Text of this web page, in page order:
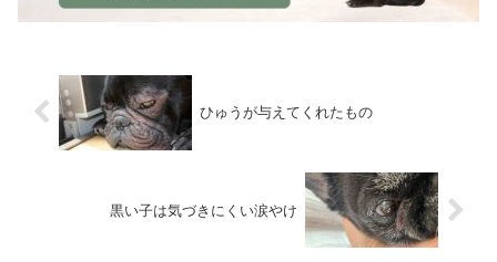
ひゅうが与えてくれたもの
黒い子は気づきにくい涙やけ